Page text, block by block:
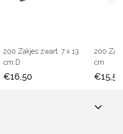
200 Zakjes zwart. 7 x 13
cm D
€16,50
200
cm
€15,50